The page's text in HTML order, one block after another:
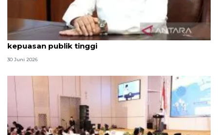
Qodari: Pemerintah tak puas diri meski tingkat
kepuasan publik tinggi
30 Juni 2026